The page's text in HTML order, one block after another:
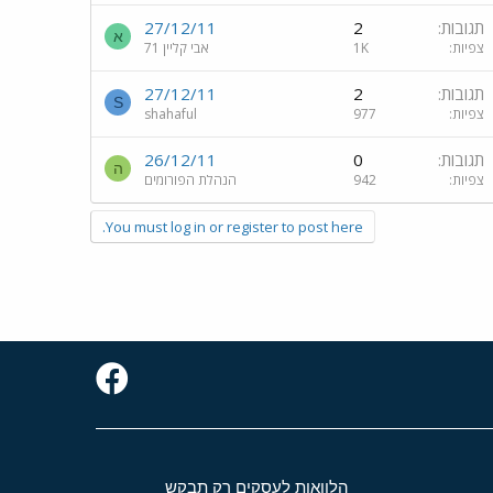
תגובות 2
צפיות 1K
27/12/11
אבי קליין 71
א
תגובות 2
צפיות 977
27/12/11
shahaful
S
תגובות 0
צפיות 942
26/12/11
הנהלת הפורומים
ה
You must log in or register to post here.
הלוואות לעסקים רק תבקש